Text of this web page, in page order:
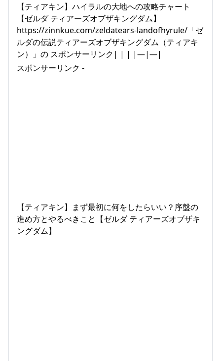
【ティアキン】ハイラルの大地への攻略チャート
【ゼルダ ティアーズオブザキングダム】
https://zinnkue.com/zeldatears-landofhyrule/「ゼ
ルダの伝説ティアーズオブザキングダム（ティアキ
ン）」の スポンサーリンク| | | |—|—|
スポンサーリンク -
【ティアキン】まず最初に何をしたらいい？序盤の
進め方とやるべきこと【ゼルダ ティアーズオブザキ
ングダム】